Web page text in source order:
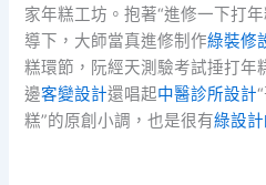
家年糕工坊。抱著“進修一下打
導下，大師當真進修制作綠裝修
糕環節，阮經天測驗考試捶打年
邊客變設計還唱起中醫診所設計
糕”的原創小調，也是很有綠設